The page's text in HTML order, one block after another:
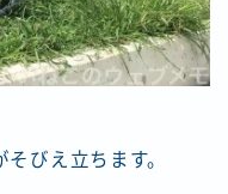
びえ立ちます。